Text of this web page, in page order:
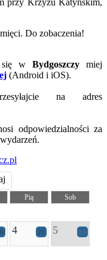
Do zobaczenia!
się w Bydgoszczymiej
(Android i iOS).
na adres
odpowiedzialności za
Pią
Sob
4 25 5 33